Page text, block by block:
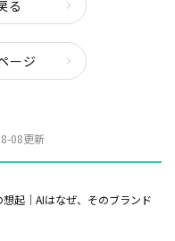
る
ージ
08更新
想起｜AIはなぜ、そのブランド